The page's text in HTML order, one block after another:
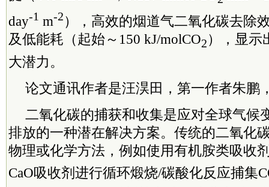
day-1 m-2），高效的烟道气二氧化碳去除
及低能耗（起始～150 kJ/molCO2），显示
大潜力。
论文通讯作者是汪淏田，第一作者朱鹏
二氧化碳的捕获和收集是应对全球气候
排放的一种潜在解决方案。传统的二氧化
物理或化学方法，例如使用有机胺类吸收
CaO吸收剂进行循环煅烧/碳酸化反应捕集